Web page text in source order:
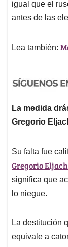
igual que el
antes de las
Lea también:
La medida
Gregorio
Su falta fue
Gregorio Eljach
significa que
lo niegue.
La destitución
equivale a